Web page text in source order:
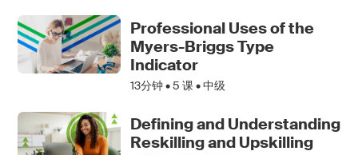
Professional Uses of the
Myers-Briggs Type
Indicator
13分钟 •5 课 • 中级
Defining and Understanding
Reskilling and Upskilling